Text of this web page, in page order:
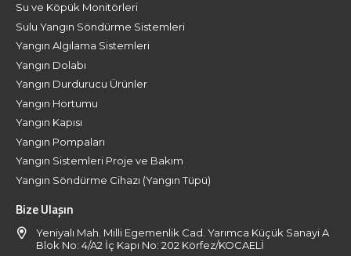
Su ve Köpük Monitörleri
Sulu Yangın Söndürme Sistemleri
Yangın Algılama Sistemleri
Yangın Dolabı
Yangın Durdurucu Ürünler
Yangın Hortumu
Yangın Kapısı
Yangın Pompaları
Yangın Sistemleri Proje ve Bakım
Yangın Söndürme Cihazı (Yangın Tüpü)
Bize Ulaşın
Yeniyalı Mah. Milli Egemenlik Cad. Yarımca Küçük Sanayi A
Blok No: 4/A2 İç Kapı No: 202 Körfez/KOCAELİ